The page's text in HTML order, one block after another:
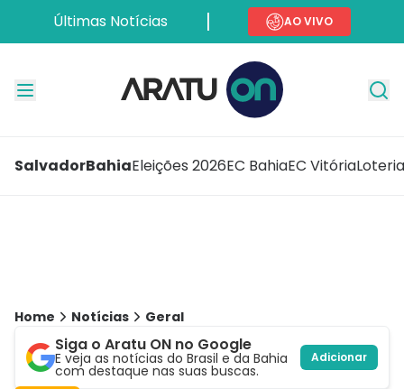
Últimas Notícias AO VIVO
SalvadorBahiaEleições 2026EC BahiaEC Vitória
Home Notícias Geral
Siga o Aratu ON no Google
E veja as notícias do Brasil e da Bahia
com destaque nas suas buscas.
Adicionar